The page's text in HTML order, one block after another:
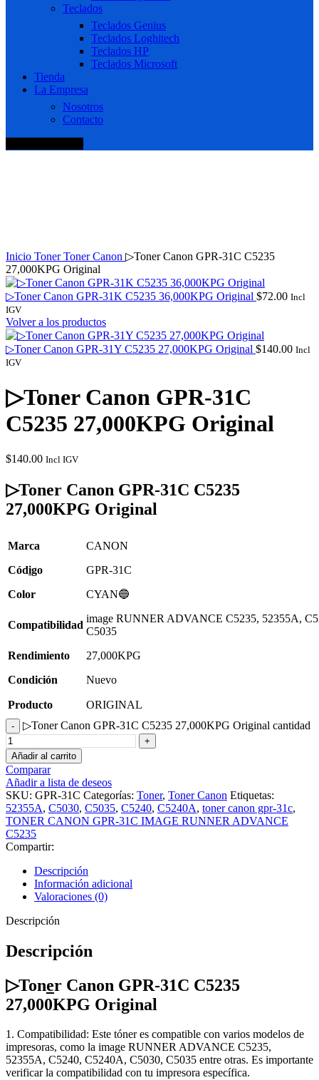
Teclados
Teclados Genius
Teclados Loghitech
Teclados HP
Teclados Microsoft
Tienda
La Empresa
Nosotros
Contacto
Inicio TonerToner Canon ▷Toner Canon GPR-31C C5235
27,000KPG Original
▷Toner Canon GPR-31K C5235 36,000KPG Original $72.00 Incl
IGV
Volver a los productos
▷Toner Canon GPR-31Y C5235 27,000KPG Original $140.00 Incl
IGV
▷Toner Canon GPR-31C
C5235 27,000KPG Original
$140.00 Incl IGV
▷Toner Canon GPR-31C C5235
27,000KPG Original
Marca
CANON
Código
GPR-31C
Color
CYAN🔵
Compatibilidad
image RUNNER ADVANCE C5235, 52355A,
C5035
Rendimiento
27,000KPG
Condición
Nuevo
Producto
ORIGINAL
▷Toner Canon GPR-31C C5235 27,000KPG Original cantidad
Añadir al carrito
Comparar
Añadir a lista de deseos
SKU: GPR-31C Categorías: Toner, Toner Canon Etiquetas:
52355A, C5030, C5035, C5240, C5240A, toner canon gpr-31c,
TONER CANON GPR-31C IMAGE RUNNER ADVANCE
C5235
Compartir:
Descripción
Información adicional
Valoraciones (0)
Descripción
Descripción
▷Toner Canon GPR-31C C5235
27,000KPG Original
1. Compatibilidad: Este tóner es compatible con varios modelos de
impresoras, como la image RUNNER ADVANCE C5235,
52355A, C5240, C5240A, C5030, C5035 entre otras. Es importante
verificar la compatibilidad con tu impresora específica.